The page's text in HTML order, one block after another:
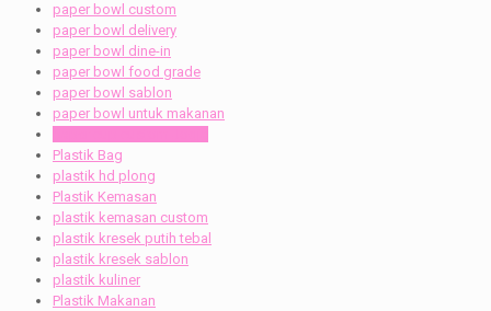
paper bowl custom
paper bowl delivery
paper bowl dine-in
paper bowl food grade
paper bowl sablon
paper bowl untuk makanan
Plastik Bag
plastik hd plong
Plastik Kemasan
plastik kemasan custom
plastik kresek putih tebal
plastik kresek sablon
plastik kuliner
Plastik Makanan